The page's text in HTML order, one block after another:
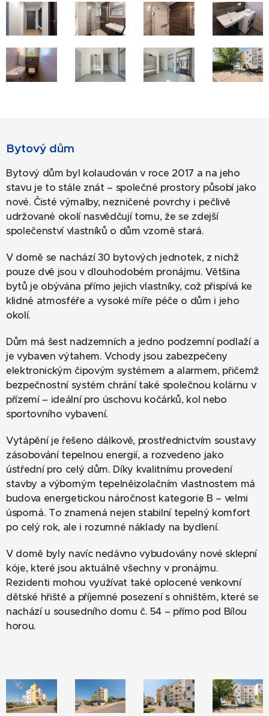
Bytový dům
Bytový dům byl kolaudován v roce 2017 a na jeho
stavu je to stále znát – společné prostory působí jako
nové. Čisté výmalby, nezničené povrchy i pečlivě
udržované okolí nasvědčují tomu, že se zdejší
společenství vlastníků o dům vzorně stará.
V domě se nachází 30 bytových jednotek, z nichž
pouze dvě jsou v dlouhodobém pronájmu. Většina
bytů je obývána přímo jejich vlastníky, což přispívá ke
klidné atmosféře a vysoké míře péče o dům i jeho
okolí.
Dům má šest nadzemních a jedno podzemní podlaží a
je vybaven výtahem. Vchody jsou zabezpečeny
elektronickým čipovým systémem a alarmem, přičemž
bezpečnostní systém chrání také společnou kolárnu v
přízemí – ideální pro úschovu kočárků, kol nebo
sportovního vybavení.
Vytápění je řešeno dálkově, prostřednictvím soustavy
zásobování tepelnou energií, a rozvedeno jako
ústřední pro celý dům. Díky kvalitnímu provedení
stavby a výborným tepelněizolačním vlastnostem má
budova energetickou náročnost kategorie B – velmi
úsporná. To znamená nejen stabilní tepelný komfort
po celý rok, ale i rozumné náklady na bydlení.
V domě byly navíc nedávno vybudovány nové sklepní
kóje, které jsou aktuálně všechny v pronájmu.
Rezidenti mohou využívat také oplocené venkovní
dětské hřiště a příjemné posezení s ohništěm, které se
nachází u sousedního domu č. 54 – přímo pod Bílou
horou.